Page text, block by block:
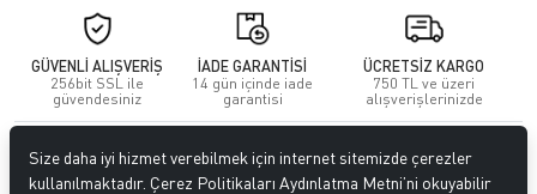
GÜVENLİ ALIŞVERİŞ
256bit SSL ile
güvendesiniz
İADE GARANTİSİ
14 gün içinde iade
garantisi
ÜCRETSİZ KARGO
750 TL ve üzeri
alışverişlerinizde
ŞİRKETİ. Tüm hakları saklıdır.
Size daha iyi hizmet verebilmek için internet sitemizde çerezler
kullanılmaktadır. Çerez Politikaları Aydınlatma Metni’ni okuyabilir